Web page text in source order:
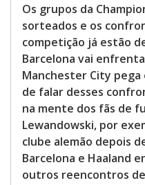
Os grupos da
sorteados e os
competição já estão
Barcelona vai
Manchester City pega
de falar desses
na mente dos fãs de
Lewandowski, por
clube alemão depois
Barcelona e Haaland
outros reencontros